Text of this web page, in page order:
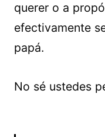
querer o a
efectivamente
papá.
No sé ustedes